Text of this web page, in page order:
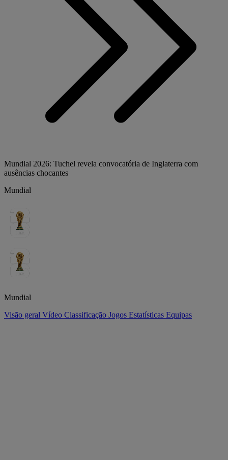
Mundial 2026: Tuchel revela convocatória de Inglaterra com
ausências chocantes
Mundial
Mundial
Visão geral Vídeo Classificação Jogos Estatísticas Equipas